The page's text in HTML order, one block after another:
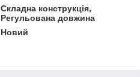
Складна конструкція,
Регульована довжина
Новий